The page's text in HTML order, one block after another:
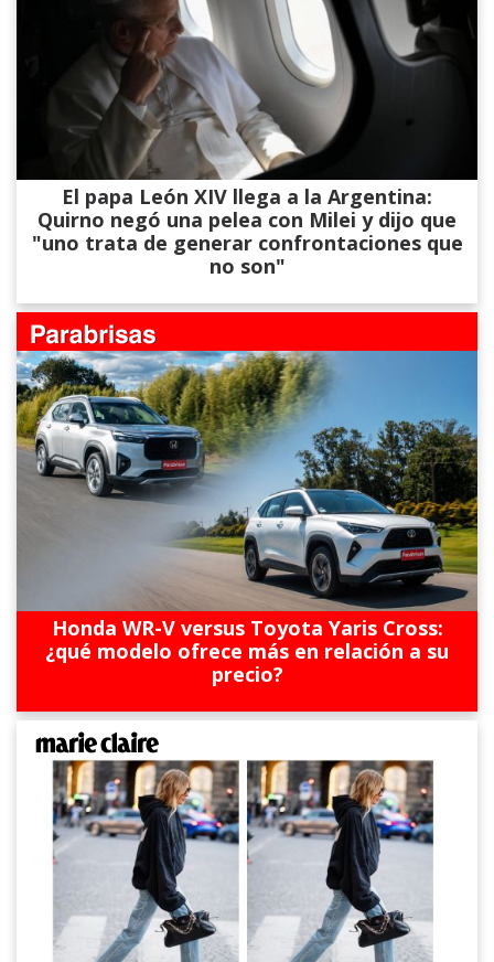
El papa León XIV llega a la Argentina:
Quirno negó una pelea con Milei y dijo que
"uno trata de generar confrontaciones que
no son"
Honda WR-V versus Toyota Yaris Cross:
¿qué modelo ofrece más en relación a su
precio?